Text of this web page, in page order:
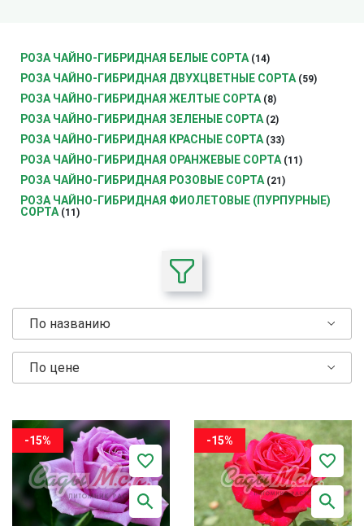
РОЗА ЧАЙНО-ГИБРИДНАЯ БЕЛЫЕ СОРТА (14)
РОЗА ЧАЙНО-ГИБРИДНАЯ ДВУХЦВЕТНЫЕ СОРТА (59)
РОЗА ЧАЙНО-ГИБРИДНАЯ ЖЕЛТЫЕ СОРТА (8)
РОЗА ЧАЙНО-ГИБРИДНАЯ ЗЕЛЕНЫЕ СОРТА (2)
РОЗА ЧАЙНО-ГИБРИДНАЯ КРАСНЫЕ СОРТА (33)
РОЗА ЧАЙНО-ГИБРИДНАЯ ОРАНЖЕВЫЕ СОРТА (11)
РОЗА ЧАЙНО-ГИБРИДНАЯ РОЗОВЫЕ СОРТА (21)
РОЗА ЧАЙНО-ГИБРИДНАЯ ФИОЛЕТОВЫЕ (ПУРПУРНЫЕ)
СОРТА (11)
По названию
По цене
-15% -15%